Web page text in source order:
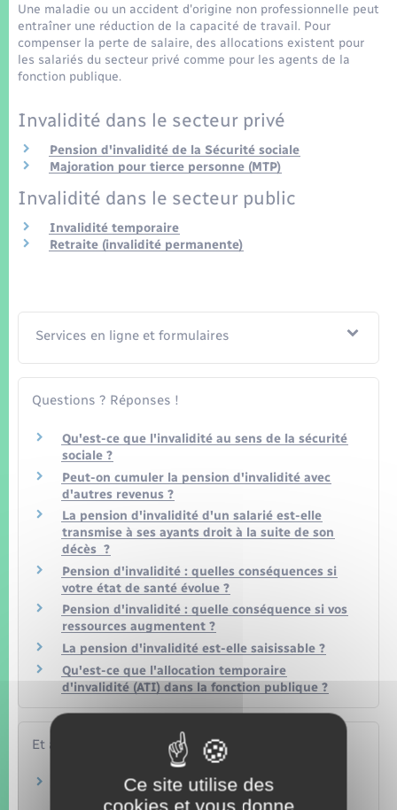
Seniors
Transports
Voirie et espace public
Une maladie ou un accident d'origine non professionnelle peut
entraîner une réduction de la capacité de travail. Pour
compenser la perte de salaire, des allocations existent pour
les salariés du secteur privé comme pour les agents de la
fonction publique.
Invalidité dans le secteur privé
Pension d'invalidité de la Sécurité sociale
Majoration pour tierce personne (MTP)
Invalidité dans le secteur public
Invalidité temporaire
Retraite (invalidité permanente)
Services en ligne et formulaires
Questions ? Réponses !
Qu'est-ce que l'invalidité au sens de la sécurité
sociale ?
Peut-on cumuler la pension d'invalidité avec
d'autres revenus ?
La pension d'invalidité d'un salarié est-elle
transmise à ses ayants droit à la suite de son
décès ?
Pension d'invalidité : quelles conséquences si
votre état de santé évolue ?
Pension d'invalidité : quelle conséquence si vos
ressources augmentent ?
La pension d'invalidité est-elle saisissable ?
Qu'est-ce que l'allocation temporaire
d'invalidité (ATI) dans la fonction publique ?
Et aussi
Handicap : allocations (AAH, AEEH) et aides
Ce site utilise des
cookies et vous donne